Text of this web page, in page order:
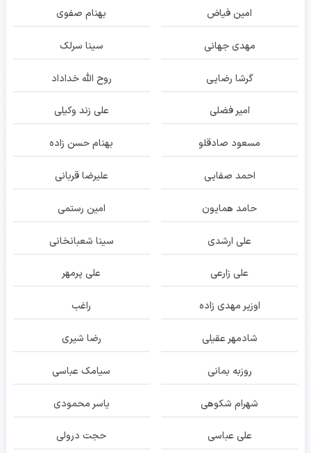
امین فیاض بهنام صفوی
مهدی جهانی سینا سرلک
گرشا رضایی روح الله خداداد
امیر فضلی علی زند وکیلی
مسعود صادقلو بهنام حسن زاده
احمد صفایی علیرضا قربانی
حامد همایون امین رستمی
علی ارشدی سینا شعبانخانی
علی زارعی علی پرمهر
اوزیر مهدی زاده راغب
شادمهر عقیلی رضا شیری
روزبه بمانی سیامک عباسی
شهرام شکوهی یاسر محمودی
علی عباسی حجت درولی